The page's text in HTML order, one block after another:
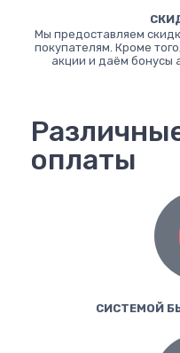
Мы предоставляем
покупателям. Кроме
акции и даём бонусы
оплаты
СИСТЕМОЙ